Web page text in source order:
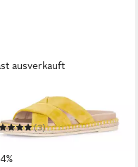
ausverkauft
(3)
66,36 €